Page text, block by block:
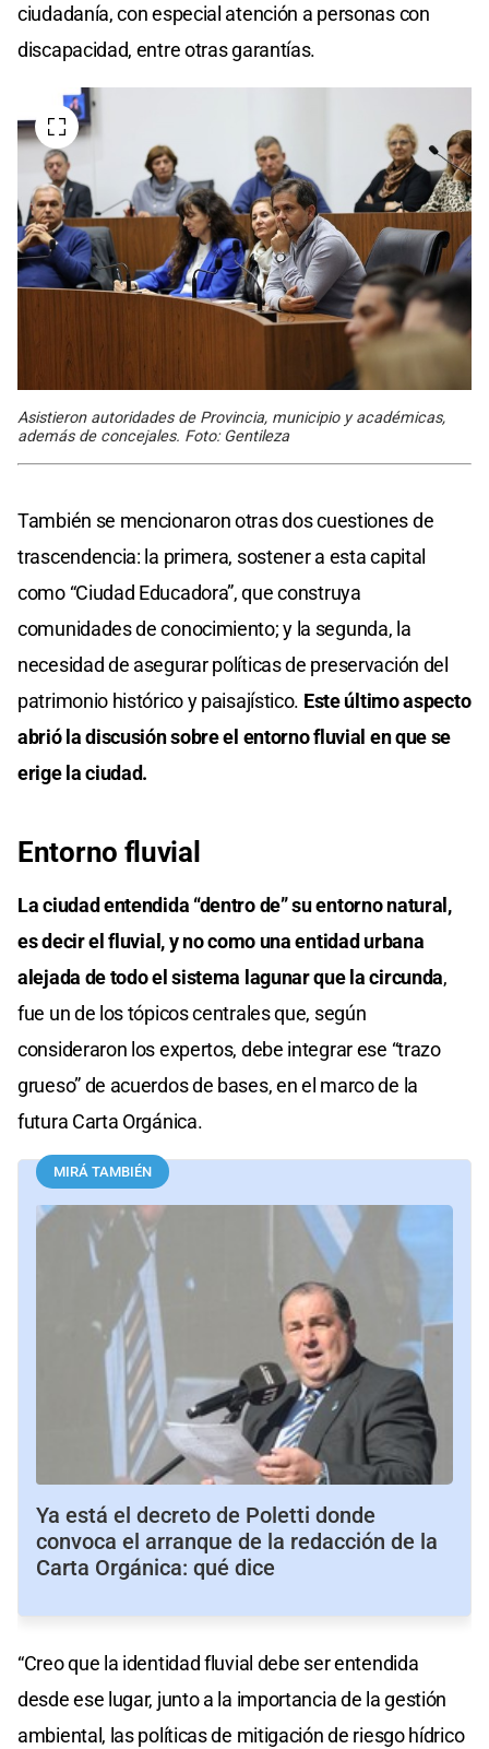
ciudadanía, con especial atención a personas con
discapacidad, entre otras garantías.
Asistieron autoridades de Provincia, municipio y académicas,
además de concejales. Foto: Gentileza
También se mencionaron otras dos cuestiones de
trascendencia: la primera, sostener a esta capital
como “Ciudad Educadora”, que construya
comunidades de conocimiento; y la segunda, la
necesidad de asegurar políticas de preservación del
patrimonio histórico y paisajístico. Este último aspecto
abrió la discusión sobre el entorno fluvial en que se
erige la ciudad.
Entorno fluvial
La ciudad entendida “dentro de” su entorno natural,
es decir el fluvial, y no como una entidad urbana
alejada de todo el sistema lagunar que la circunda,
fue un de los tópicos centrales que, según
consideraron los expertos, debe integrar ese “trazo
grueso” de acuerdos de bases, en el marco de la
futura Carta Orgánica.
MIRÁ TAMBIÉN
Ya está el decreto de Poletti donde
convoca el arranque de la redacción de la
Carta Orgánica: qué dice
“Creo que la identidad fluvial debe ser entendida
desde ese lugar, junto a la importancia de la gestión
ambiental, las políticas de mitigación de riesgo hídrico